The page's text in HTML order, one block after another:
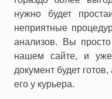
нужно будет
неприятные
анализов. Вы
нашем сайте, и
документ будет
его у курьера.